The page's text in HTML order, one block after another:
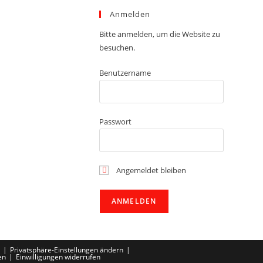
Anmelden
Bitte anmelden, um die Website zu
besuchen.
Benutzername
Passwort
Angemeldet bleiben
Privatsphäre-Einstellungen ändern
Einwilligungen widerrufen